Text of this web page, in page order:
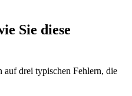
Sie diese
auf drei typischen Fehlern, die